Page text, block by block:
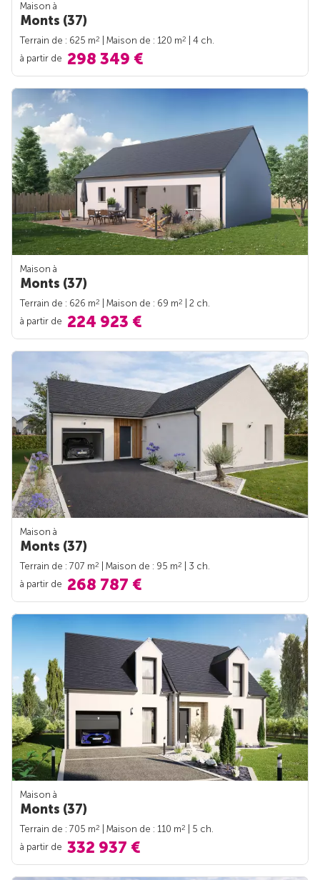
Maison à
Monts (37)
Terrain de : 625 m2 | Maison de : 120 m2
| 4 ch.
à partir de 298 349 €
Maison à
Monts (37)
Terrain de : 626 m2 | Maison de : 69 m2
| 2 ch.
à partir de 224 923 €
Maison à
Monts (37)
Terrain de : 707 m2 | Maison de : 95 m2
| 3 ch.
à partir de 268 787 €
Maison à
Monts (37)
Terrain de : 705 m2 | Maison de : 110 m2
| 5 ch.
à partir de 332 937 €